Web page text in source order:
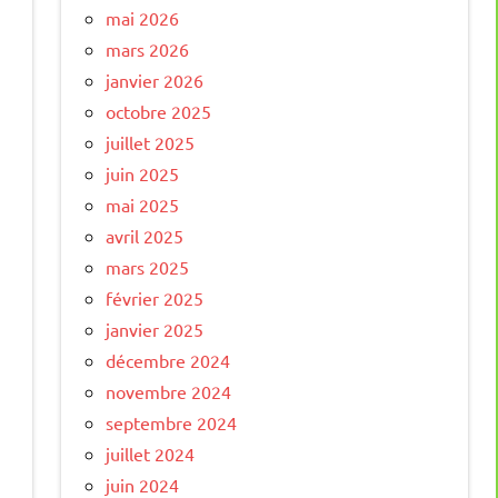
mai 2026
mars 2026
janvier 2026
octobre 2025
juillet 2025
juin 2025
mai 2025
avril 2025
mars 2025
février 2025
janvier 2025
décembre 2024
novembre 2024
septembre 2024
juillet 2024
juin 2024